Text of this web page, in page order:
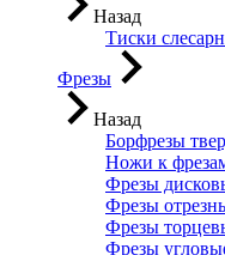
Назад
Тиски
Фрезы
Назад
Борфрезы
Ножи к
Фрезы
Фрезы
Фрезы
Фрезы